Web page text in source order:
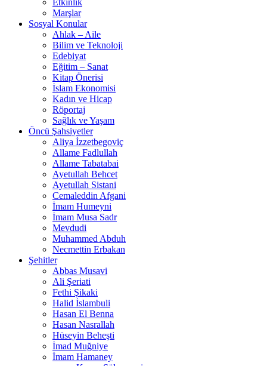
Etkinlik
Marşlar
Sosyal Konular
Ahlak – Aile
Bilim ve Teknoloji
Edebiyat
Eğitim – Sanat
Kitap Önerisi
İslam Ekonomisi
Kadın ve Hicap
Röportaj
Sağlık ve Yaşam
Öncü Şahsiyetler
Aliya İzzetbegoviç
Allame Fadlullah
Allame Tabatabai
Ayetullah Behcet
Ayetullah Sistani
Cemaleddin Afgani
İmam Humeyni
İmam Musa Sadr
Mevdudi
Muhammed Abduh
Necmettin Erbakan
Şehitler
Abbas Musavi
Ali Şeriati
Fethi Şikaki
Halid İslambuli
Hasan El Benna
Hasan Nasrallah
Hüseyin Beheşti
İmad Muğniye
İmam Hamaney